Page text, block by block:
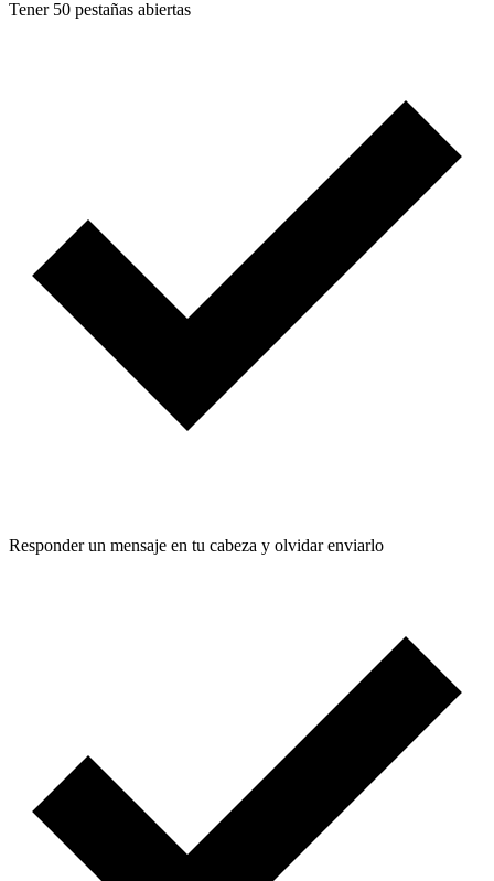
Tener 50 pestañas abiertas
Responder un mensaje en tu cabeza y olvidar enviarlo